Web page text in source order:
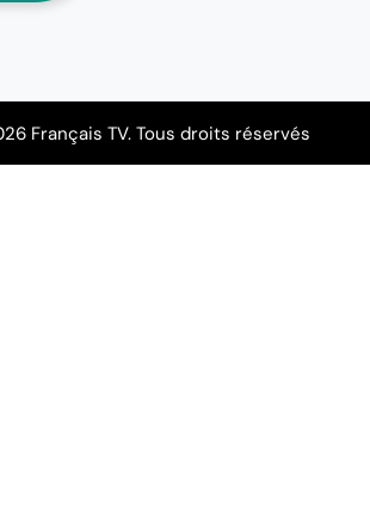
Français TV. Tous droits réservés